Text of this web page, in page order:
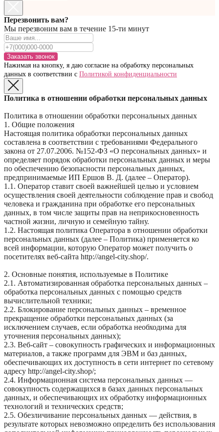
Перезвонить вам?
Мы перезвоним вам в течение 15-ти минут
Заказать звонок
Нажимая на кнопку, я даю согласие на обработку персональных
данных в соответствии с Политикой конфиденциальности
Политика в отношении обработки персональных данных
Политика в отношении обработки персональных данных
1. Общие положения
Настоящая политика обработки персональных данных
составлена в соответствии с требованиями Федерального
закона от 27.07.2006. №152-ФЗ «О персональных данных» и
определяет порядок обработки персональных данных и меры
по обеспечению безопасности персональных данных,
предпринимаемые ИП Ершов В. Д. (далее – Оператор).
1.1. Оператор ставит своей важнейшей целью и условием
осуществления своей деятельности соблюдение прав и свобод
человека и гражданина при обработке его персональных
данных, в том числе защиты прав на неприкосновенность
частной жизни, личную и семейную тайну.
1.2. Настоящая политика Оператора в отношении обработки
персональных данных (далее – Политика) применяется ко
всей информации, которую Оператор может получить о
посетителях веб-сайта http://angel-city.shop/.
2. Основные понятия, используемые в Политике
2.1. Автоматизированная обработка персональных данных –
обработка персональных данных с помощью средств
вычислительной техники;
2.2. Блокирование персональных данных – временное
прекращение обработки персональных данных (за
исключением случаев, если обработка необходима для
уточнения персональных данных);
2.3. Веб-сайт – совокупность графических и информационных
материалов, а также программ для ЭВМ и баз данных,
обеспечивающих их доступность в сети интернет по сетевому
адресу http://angel-city.shop/;
2.4. Информационная система персональных данных —
совокупность содержащихся в базах данных персональных
данных, и обеспечивающих их обработку информационных
технологий и технических средств;
2.5. Обезличивание персональных данных — действия, в
результате которых невозможно определить без использования